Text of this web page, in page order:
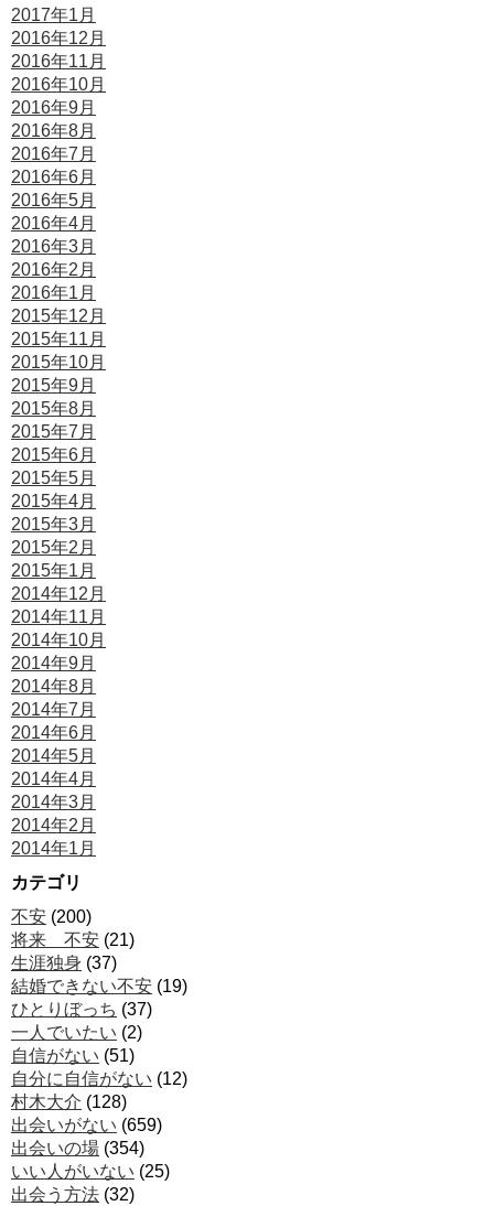
2017年1月
2016年12月
2016年11月
2016年10月
2016年9月
2016年8月
2016年7月
2016年6月
2016年5月
2016年4月
2016年3月
2016年2月
2016年1月
2015年12月
2015年11月
2015年10月
2015年9月
2015年8月
2015年7月
2015年6月
2015年5月
2015年4月
2015年3月
2015年2月
2015年1月
2014年12月
2014年11月
2014年10月
2014年9月
2014年8月
2014年7月
2014年6月
2014年5月
2014年4月
2014年3月
2014年2月
2014年1月
カテゴリ
不安 (200)
将来 不安 (21)
生涯独身 (37)
結婚できない不安 (19)
ひとりぼっち (37)
一人でいたい (2)
自信がない (51)
自分に自信がない (12)
村木大介 (128)
出会いがない (659)
出会いの場 (354)
いい人がいない (25)
出会う方法 (32)